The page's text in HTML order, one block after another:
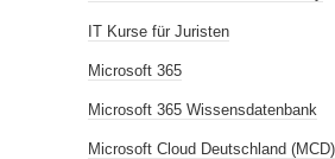
IT Kurse für Juristen
Microsoft 365
Microsoft 365 Wissensdatenbank
Microsoft Cloud Deutschland (MCD)